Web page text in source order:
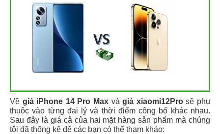
Về giá iPhone 14 Pro Max vàgiá xiaomi12Prosẽ phụ
thuộc vào từng đại lý và thời điểm công bố khác nhau.
Sau đây là giá cả của hai mặt hàng sản phẩm mà chúng
tôi đã thống kê để các bạn có thể tham khảo: